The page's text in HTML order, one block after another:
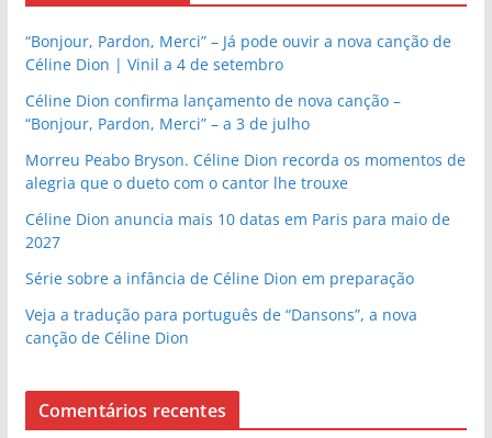
“Bonjour, Pardon, Merci” – Já pode ouvir a nova canção de
Céline Dion | Vinil a 4 de setembro
Céline Dion confirma lançamento de nova canção –
“Bonjour, Pardon, Merci” – a 3 de julho
Morreu Peabo Bryson. Céline Dion recorda os momentos de
alegria que o dueto com o cantor lhe trouxe
Céline Dion anuncia mais 10 datas em Paris para maio de
2027
Série sobre a infância de Céline Dion em preparação
Veja a tradução para português de “Dansons”, a nova
canção de Céline Dion
Comentários recentes